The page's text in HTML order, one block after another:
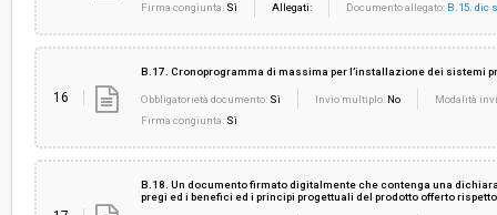
Firma congiunta: Sì Allegati: Documento allegato: B.15. dic
16
B.17. Cronoprogramma di massima per l’installazione dei sistemi
Obbligatorietà documento: Sì Invio multiplo: No
Modalità
Firma congiunta: Sì
B.18. Un documento firmato digitalmente che contenga una
pregi ed i benefici ed i principi progettuali del prodotto offerto